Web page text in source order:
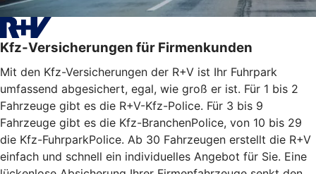
Kfz-Versicherungen für Firmenkunden
Mit den Kfz-Versicherungen der R+V ist Ihr Fuhrpark
umfassend abgesichert, egal, wie groß er ist. Für 1 bis 2
Fahrzeuge gibt es die R+V-Kfz-Police. Für 3 bis 9
Fahrzeuge gibt es die Kfz-BranchenPolice, von 10 bis 29
die Kfz-FuhrparkPolice. Ab 30 Fahrzeugen erstellt die R+V
einfach und schnell ein individuelles Angebot für Sie. Eine